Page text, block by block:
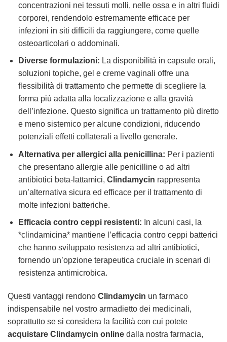
concentrazioni nei tessuti molli, nelle ossa e in altri fluidi
corporei, rendendolo estremamente efficace per
infezioni in siti difficili da raggiungere, come quelle
osteoarticolari o addominali.
Diverse formulazioni: La disponibilità in capsule orali,
soluzioni topiche, gel e creme vaginali offre una
flessibilità di trattamento che permette di scegliere la
forma più adatta alla localizzazione e alla gravità
dell’infezione. Questo significa un trattamento più diretto
e meno sistemico per alcune condizioni, riducendo
potenziali effetti collaterali a livello generale.
Alternativa per allergici alla penicillina: Per i pazienti
che presentano allergie alle penicilline o ad altri
antibiotici beta-lattamici, Clindamycin rappresenta
un’alternativa sicura ed efficace per il trattamento di
molte infezioni batteriche.
Efficacia contro ceppi resistenti: In alcuni casi, la
*clindamicina* mantiene l’efficacia contro ceppi batterici
che hanno sviluppato resistenza ad altri antibiotici,
fornendo un’opzione terapeutica cruciale in scenari di
resistenza antimicrobica.
Questi vantaggi rendono Clindamycin un farmaco
indispensabile nel vostro armadietto dei medicinali,
soprattutto se si considera la facilità con cui potete
acquistare Clindamycin online dalla nostra farmacia,